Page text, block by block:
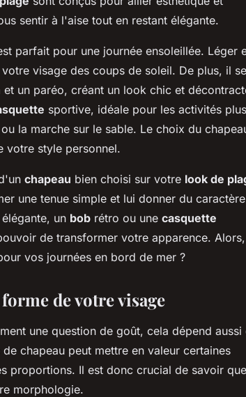
sentir à l'aise tout en restant élégante.
parfait pour une journée ensoleillée. Léger
visage des coups de soleil. De plus, il
et un paréo, créant un look chic et
sportive, idéale pour les activités plus
la marche sur le sable. Le choix du
votre style personnel.
chapeau bien choisi sur votre look de
une tenue simple et lui donner du
un bob rétro ou une casquette
de transformer votre apparence. Alors,
vos journées en bord de mer ?
de votre visage
une question de goût, cela dépend aussi
chapeau peut mettre en valeur certaines
proportions. Il est donc crucial de savoir
morphologie.